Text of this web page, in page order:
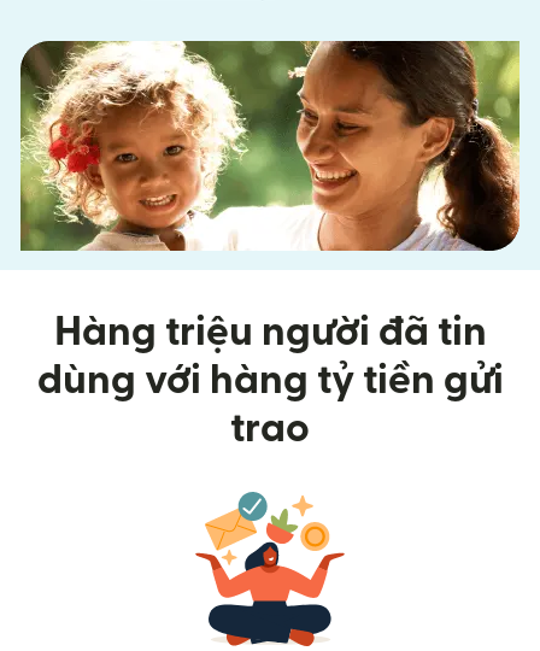
Hàng triệu người đã tin
dùng với hàng tỷ tiền gửi
trao